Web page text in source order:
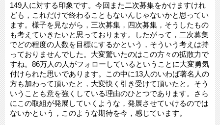
149人に対する印象です。今回また二次募集をかけますけれ
ども，これだけで終わることもないんじゃないかと思ってい
ます。様子を見ながら，三次募集，四次募集，そうしたもの
も考えていきたいと思っております。したがって，二次募集
でどの程度の人数を目標にするかという，そういう考えは持
っておりませんでした。大変驚いたのはこの方々の拡散力で
すね。86万人の人がフォローしているということに大変勇気
付けられた思いであります。この中に13人のいわば著名人の
方も加わって頂いたと，大変快く引き受けて頂いたと。そう
いうことも意を強くしている理由のひとつであります。さら
にこの取組が発展していくような，発展させていけるのでは
ないかという，このような期待を今，感じています。